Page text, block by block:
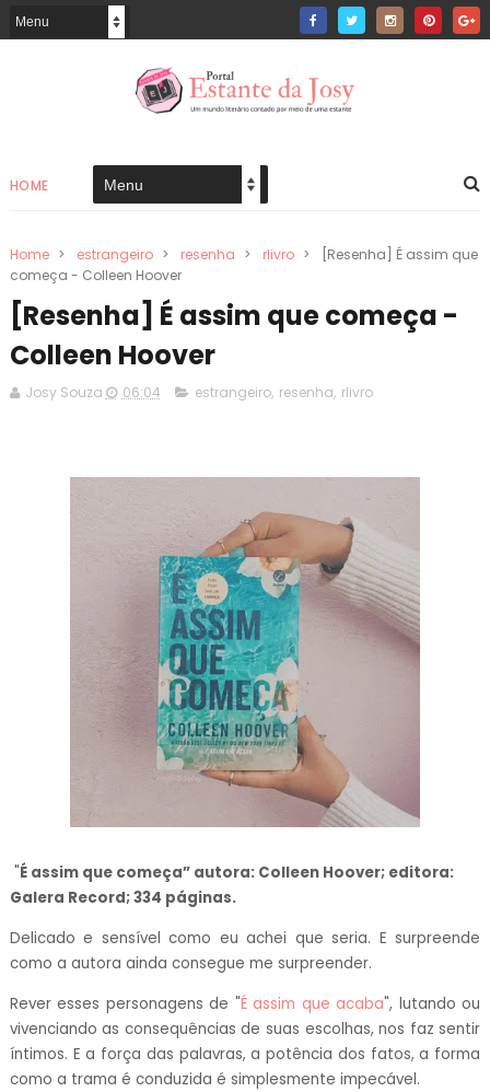
HOME
Home > estrangeiro > resenha > rlivro >
[Resenha] É assim que
começa - Colleen Hoover
[Resenha] É assim que começa -
Colleen Hoover
Josy Souza 06:04 estrangeiro, resenha, rlivro
"É assim que começa” autora: Colleen Hoover; editora:
Galera Record; 334 páginas.
Delicado e sensível como eu achei que seria. E surpreende
como a autora ainda consegue me surpreender.
Rever esses personagens de "É assim que acaba", lutando ou
vivenciando as consequências de suas escolhas, nos faz sentir
íntimos. E a força das palavras, a potência dos fatos, a forma
como a trama é conduzida é simplesmente impecável.